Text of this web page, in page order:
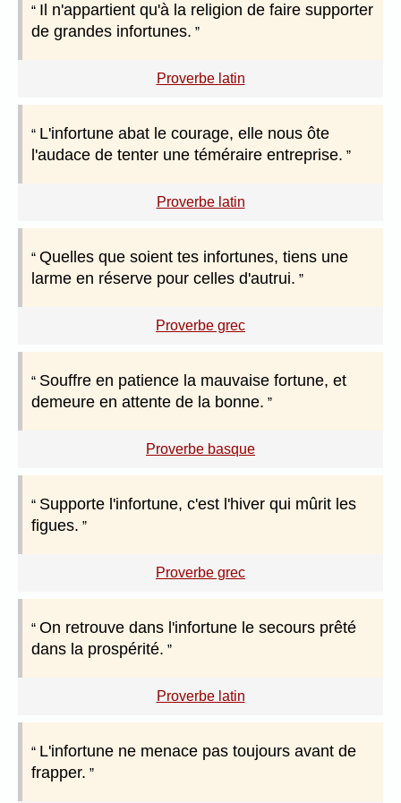
Il n'appartient qu'à la religion de faire supporter
de grandes infortunes.
Proverbe latin
L'infortune abat le courage, elle nous ôte
l'audace de tenter une téméraire entreprise.
Proverbe latin
Quelles que soient tes infortunes, tiens une
larme en réserve pour celles d'autrui.
Proverbe grec
Souffre en patience la mauvaise fortune, et
demeure en attente de la bonne.
Proverbe basque
Supporte l'infortune, c'est l'hiver qui mûrit les
figues.
Proverbe grec
On retrouve dans l'infortune le secours prêté
dans la prospérité.
Proverbe latin
L'infortune ne menace pas toujours avant de
frapper.